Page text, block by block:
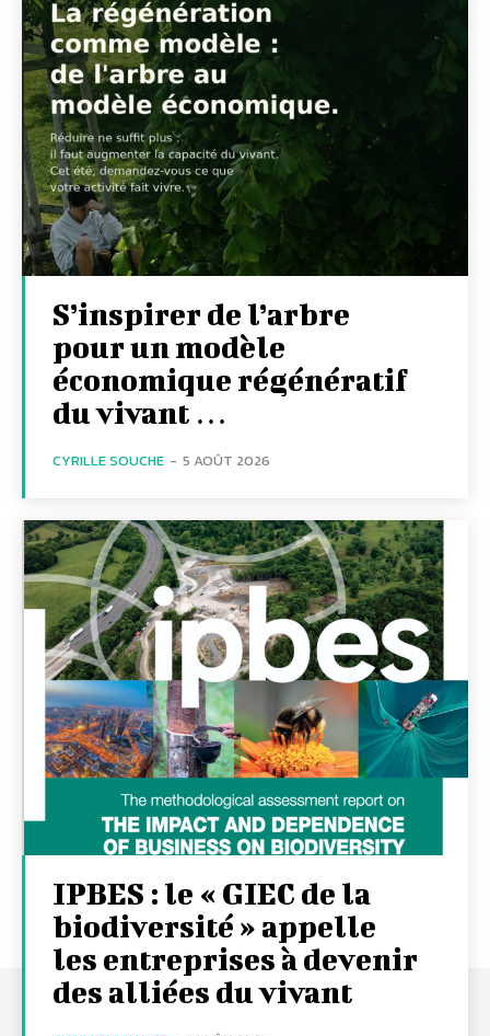
S’inspirer de l’arbre
pour un modèle
économique régénératif
du vivant …
CYRILLE SOUCHE - 5 AOÛT 2026
IPBES : le « GIEC de la
biodiversité » appelle
les entreprises à devenir
des alliées du vivant